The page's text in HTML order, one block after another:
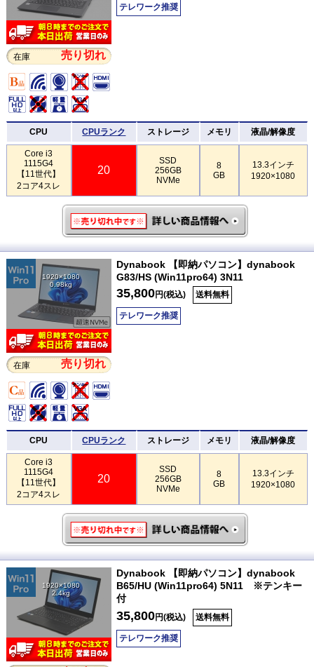
在庫 売り切れ
テレワーク推奨
CPU CPUランク ストレージ メモリ 液晶/解像度
Core i3
1115G4
【11世代】
2コア4スレ
20
SSD
256GB
NVMe
8
GB
13.3インチ
1920×1080
1920×1080
0.98kg
在庫 売り切れ
Dynabook 【即納パソコン】dynabook
G83/HS (Win11pro64) 3N11
35,800円(税込) 送料無料
テレワーク推奨
CPU CPUランク ストレージ メモリ 液晶/解像度
Core i3
1115G4
【11世代】
2コア4スレ
20
SSD
256GB
NVMe
8
GB
13.3インチ
1920×1080
1920×1080
2.4kg
Dynabook 【即納パソコン】dynabook
B65/HU (Win11pro64) 5N11 ※テンキー
付
35,800円(税込) 送料無料
テレワーク推奨